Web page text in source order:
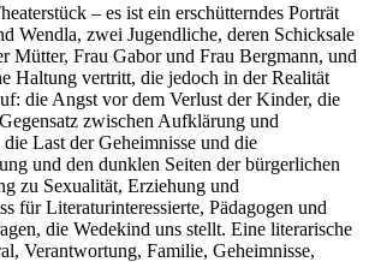
– es ist ein erschütterndes Porträt
Wendla, zwei Jugendliche, deren Schicksale
Mütter, Frau Gabor und Frau Bergmann, und
Haltung vertritt, die jedoch in der Realität
die Angst vor dem Verlust der Kinder, die
zwischen Aufklärung und
Last der Geheimnisse und die
und den dunklen Seiten der bürgerlichen
zu Sexualität, Erziehung und
für Literaturinteressierte, Pädagogen und
die Wedekind uns stellt. Eine literarische
Verantwortung, Familie, Geheimnisse,